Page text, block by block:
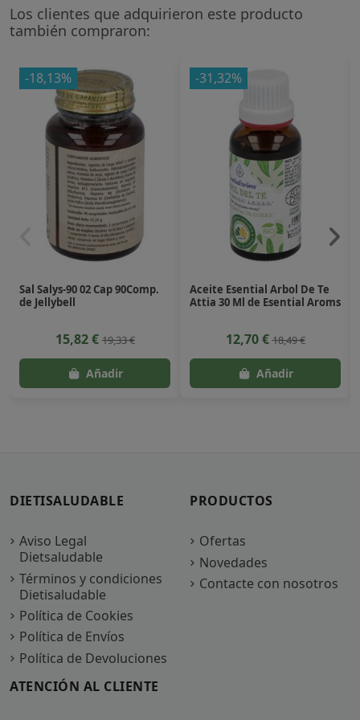
Los clientes que adquirieron este producto
también compraron:
-18,13%
Sal Salys-90 02 Cap 90Comp.
de Jellybell
15,82 €19,33 €
-31,32%
Aceite Esential Arbol De Te
Attia 30 Ml de Esential Aroms
12,70 €18,49 €
DIETISALUDABLE
Aviso Legal
Dietsaludable
Términos y condiciones
Dietisaludable
Política de Cookies
Política de Envíos
Política de Devoluciones
PRODUCTOS
Ofertas
Novedades
Contacte con nosotros
ATENCIÓN AL CLIENTE